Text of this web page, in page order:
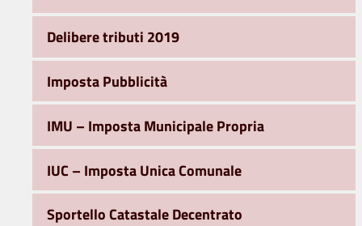
Delibere tributi 2019
Imposta Pubblicità
IMU – Imposta Municipale Propria
IUC – Imposta Unica Comunale
Sportello Catastale Decentrato